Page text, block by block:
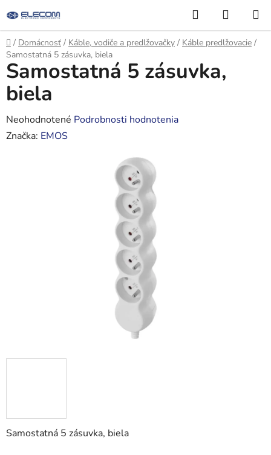
na
obsah
Hľadať
KOŠÍK
Domov
/ Domácnosť / Káble, vodiče a predlžovačky / Káble predlžovacie /
Samostatná 5 zásuvka, biela
Samostatná 5 zásuvka, biela
Samostatná 5 zásuvka,
biela
Priemerné
hodnotenie
Neohodnotené Podrobnosti hodnotenia
Značka: EMOS